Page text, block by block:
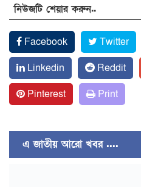
নিউজটি শেয়ার করুন..
Facebook Twitter
Linkedin
Reddit
Pinterest
Print
এ জাতীয় আরো খবর ....